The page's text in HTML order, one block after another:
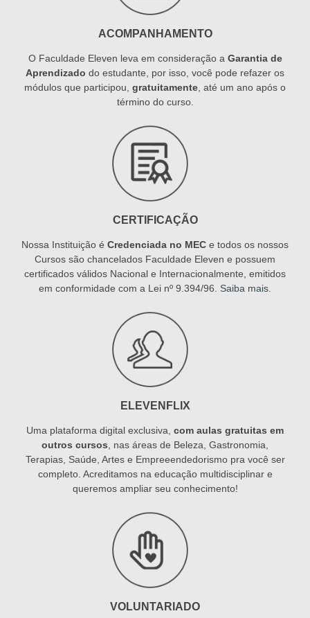
ACOMPANHAMENTO
O Faculdade Eleven leva em consideração a Garantia de
Aprendizado do estudante, por isso, você pode refazer os
módulos que participou, gratuitamente, até um ano após o
término do curso.
CERTIFICAÇÃO
Nossa Instituição é Credenciada no MEC e todos os nossos
Cursos são chancelados Faculdade Eleven e possuem
certificados válidos Nacional e Internacionalmente, emitidos
em conformidade com a Lei nº 9.394/96. Saiba mais
ELEVENFLIX
Uma plataforma digital exclusiva, com aulas gratuitas em
outros cursos, nas áreas de Beleza, Gastronomia,
Terapias, Saúde, Artes e Empreeendedorismo pra você ser
completo. Acreditamos na educação multidisciplinar e
queremos ampliar seu conhecimento!
VOLUNTARIADO